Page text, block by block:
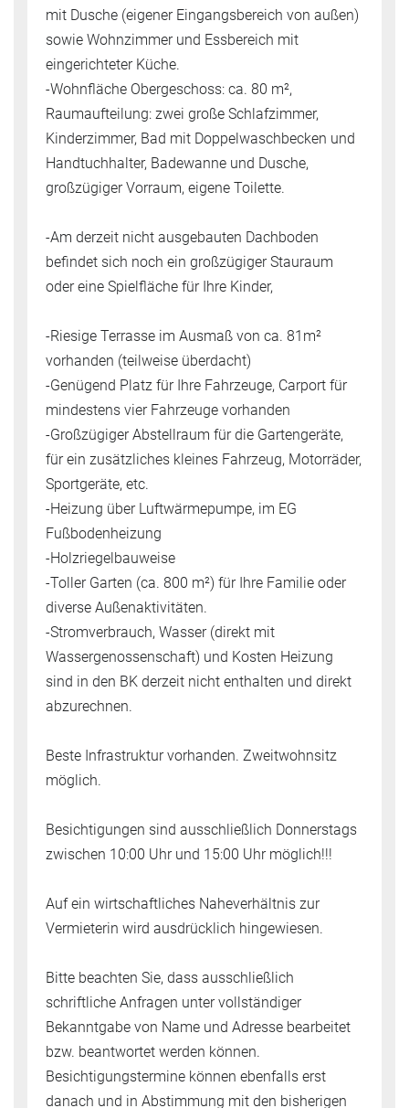
mit Dusche (eigener Eingangsbereich von außen)
sowie Wohnzimmer und Essbereich mit
eingerichteter Küche.
-Wohnfläche Obergeschoss: ca. 80 m²,
Raumaufteilung: zwei große Schlafzimmer,
Kinderzimmer, Bad mit Doppelwaschbecken und
Handtuchhalter, Badewanne und Dusche,
großzügiger Vorraum, eigene Toilette.
-Am derzeit nicht ausgebauten Dachboden
befindet sich noch ein großzügiger Stauraum
oder eine Spielfläche für Ihre Kinder,
-Riesige Terrasse im Ausmaß von ca. 81m²
vorhanden (teilweise überdacht)
-Genügend Platz für Ihre Fahrzeuge, Carport für
mindestens vier Fahrzeuge vorhanden
-Großzügiger Abstellraum für die Gartengeräte,
für ein zusätzliches kleines Fahrzeug, Motorräder,
Sportgeräte, etc.
-Heizung über Luftwärmepumpe, im EG
Fußbodenheizung
-Holzriegelbauweise
-Toller Garten (ca. 800 m²) für Ihre Familie oder
diverse Außenaktivitäten.
-Stromverbrauch, Wasser (direkt mit
Wassergenossenschaft) und Kosten Heizung
sind in den BK derzeit nicht enthalten und direkt
abzurechnen.
Beste Infrastruktur vorhanden. Zweitwohnsitz
möglich.
Besichtigungen sind ausschließlich Donnerstags
zwischen 10:00 Uhr und 15:00 Uhr möglich!!!
Auf ein wirtschaftliches Naheverhältnis zur
Vermieterin wird ausdrücklich hingewiesen.
Bitte beachten Sie, dass ausschließlich
schriftliche Anfragen unter vollständiger
Bekanntgabe von Name und Adresse bearbeitet
bzw. beantwortet werden können.
Besichtigungstermine können ebenfalls erst
danach und in Abstimmung mit den bisherigen